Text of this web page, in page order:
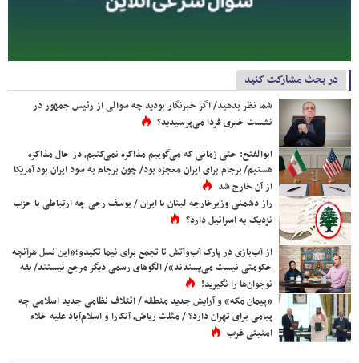
در بحث مشارکت کنید
شما نظر بدهید/ اگر خبرنگار بودید چه سوالی از رئیس جمهور در
نشست خبری فردا می‌پرسیدید؟
ابوالفتح: حتی زمانی که می‌گوییم مذاکره نمی‌کنیم، در حال مذاکره
هستیم/ برجام برای ایران معجزه بود/ چون برجام به سود ایران بود آمریکا
از آن خارج شد
راز دشمنی وزیرخارجه لبنان با ایران / یوسف رجی چه ارتباطی با حزب
نزدیک به اسرائیل دارد؟
از آب‌بازی در پارک آب‌وآتش تا تجمع برای نیما تکیدو؛«این نسل هرآنچه
حکومتی نیست می‌پسندند»/ الگوهای رسمی دیگر مرجع نیستند/ یقه
نوجوان‌ها را نگیرید!
«پیمان مکه» و آرایش جدید منطقه / ائتلاف نظامی جدید اسلامی چه
پیامی برای تهران دارد؟ / مثلث ریاض، آنکارا و اسلام‌آباد علیه خلاء
امنیتی غرب